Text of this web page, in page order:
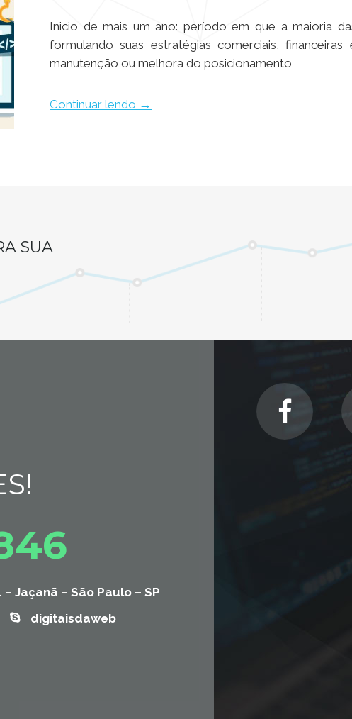
Inicio de mais um ano: período em que a maioria
formulando suas estratégias comerciais,
manutenção ou melhora do posicionamento
Continuar lendo →
SUA
Jaçanã – São Paulo – SP
digitaisdaweb